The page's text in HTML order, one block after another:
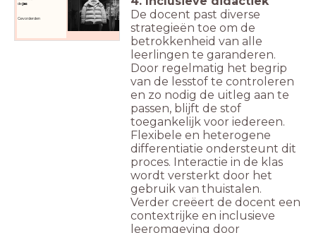
dejas
Gevorderden
De docent past diverse
strategieën toe om de
betrokkenheid van alle
leerlingen te garanderen.
Door regelmatig het begrip
van de lesstof te controleren
en zo nodig de uitleg aan te
passen, blijft de stof
toegankelijk voor iedereen.
Flexibele en heterogene
differentiatie ondersteunt dit
proces. Interactie in de klas
wordt versterkt door het
gebruik van thuistalen.
Verder creëert de docent een
contextrijke en inclusieve
leeromgeving door